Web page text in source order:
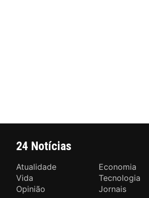
24 Notícias
Atualidade Economia
Vida
Tecnologia
Opinião
Jornais